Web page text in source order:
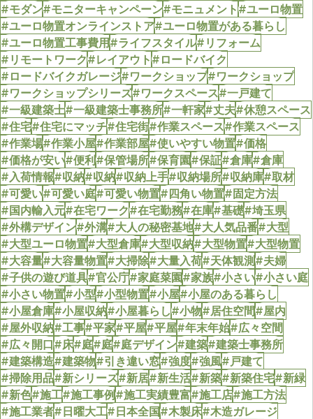
#モダン#モニターキャンペーン#モニュメント#ユーロ物置
#ユーロ物置オンラインストア#ユーロ物置がある暮らし
#ユーロ物置工事費用#ライフスタイル#リフォーム
#リモートワーク#レイアウト#ロードバイク
#ロードバイクガレージ#ワークショップ#ワークショップ
#ワークショップシリーズ#ワークスペース#一戸建て
#一級建築士#一級建築士事務所#一軒家#丈夫#休憩スペース
#住宅#住宅にマッチ#住宅街#作業スペース#作業スペース
#作業場#作業小屋#作業部屋#使いやすい物置#価格
#価格が安い#便利#保管場所#保育園#保証#倉庫#倉庫
#入荷情報#収納#収納#収納上手#収納場所#収納庫#取材
#可愛い#可愛い庭#可愛い物置#四角い物置#固定方法
#国内輸入元#在宅ワーク#在宅勤務#在庫#基礎#埼玉県
#外構デザイン#外溝#大人の秘密基地#大人気品番#大型
#大型ユーロ物置#大型倉庫#大型収納#大型物置#大型物置
#大容量#大容量物置#大掃除#大量入荷#天体観測#夫婦
#子供の遊び道具#官公庁#家庭菜園#家族#小さい#小さい庭
#小さい物置#小型#小型物置#小屋#小屋のある暮らし
#小屋倉庫#小屋収納#小屋暮らし#小物#居住空間#屋内
#屋外収納#工事#平家#平屋#平屋#年末年始#広々空間
#広々開口#床#庭#庭#庭デザイン#建築#建築士事務所
#建築構造#建築物#引き違い窓#強度#強風#戸建て
#掃除用品#新シリーズ#新居#新生活#新築#新築住宅#新緑
#新色#施工#施工事例#施工実績豊富#施工店#施工方法
#施工業者#日曜大工#日本全国#木製床#木造ガレージ